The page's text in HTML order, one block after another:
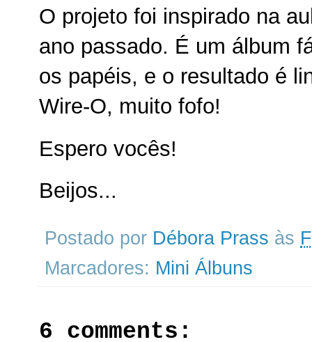
O projeto foi inspirado na
ano passado. É um álbum
os papéis, e o resultado é
Wire-O, muito fofo!
Espero vocês!
Beijos...
Postado por Débora Prass às
Marcadores: Mini Álbuns
6 comments: